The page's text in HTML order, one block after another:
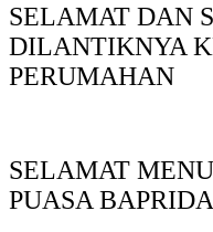
SELAMAT DAN
DILANTIKNYA
PERUMAHAN
SELAMAT
PUASA BAPRIDA